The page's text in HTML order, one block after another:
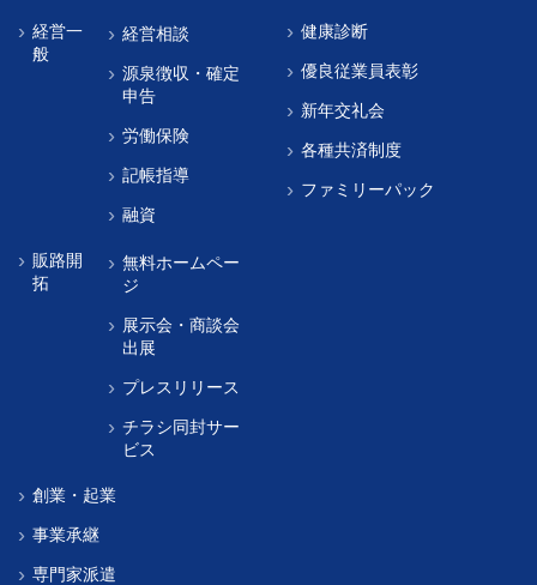
経営一
般
経営相談
源泉徴収・確定
申告
労働保険
記帳指導
融資
販路開
拓
無料ホームペー
ジ
展示会・商談会
出展
プレスリリース
チラシ同封サー
ビス
創業・起業
事業承継
専門家派遣
健康診断
優良従業員表彰
新年交礼会
各種共済制度
ファミリーパック